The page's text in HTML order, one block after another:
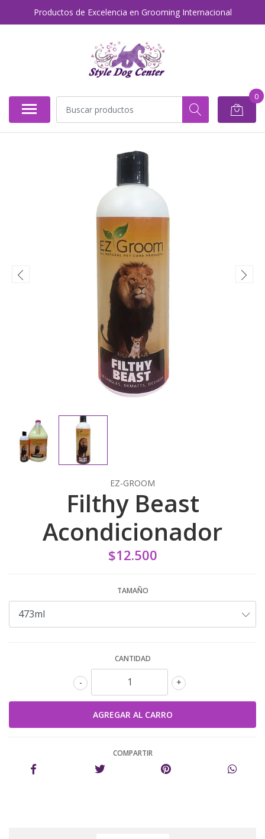
Productos de Excelencia en Grooming Internacional
0
EZ-GROOM
Filthy Beast
Acondicionador
$12.500
TAMAÑO
CANTIDAD
+
-
COMPARTIR